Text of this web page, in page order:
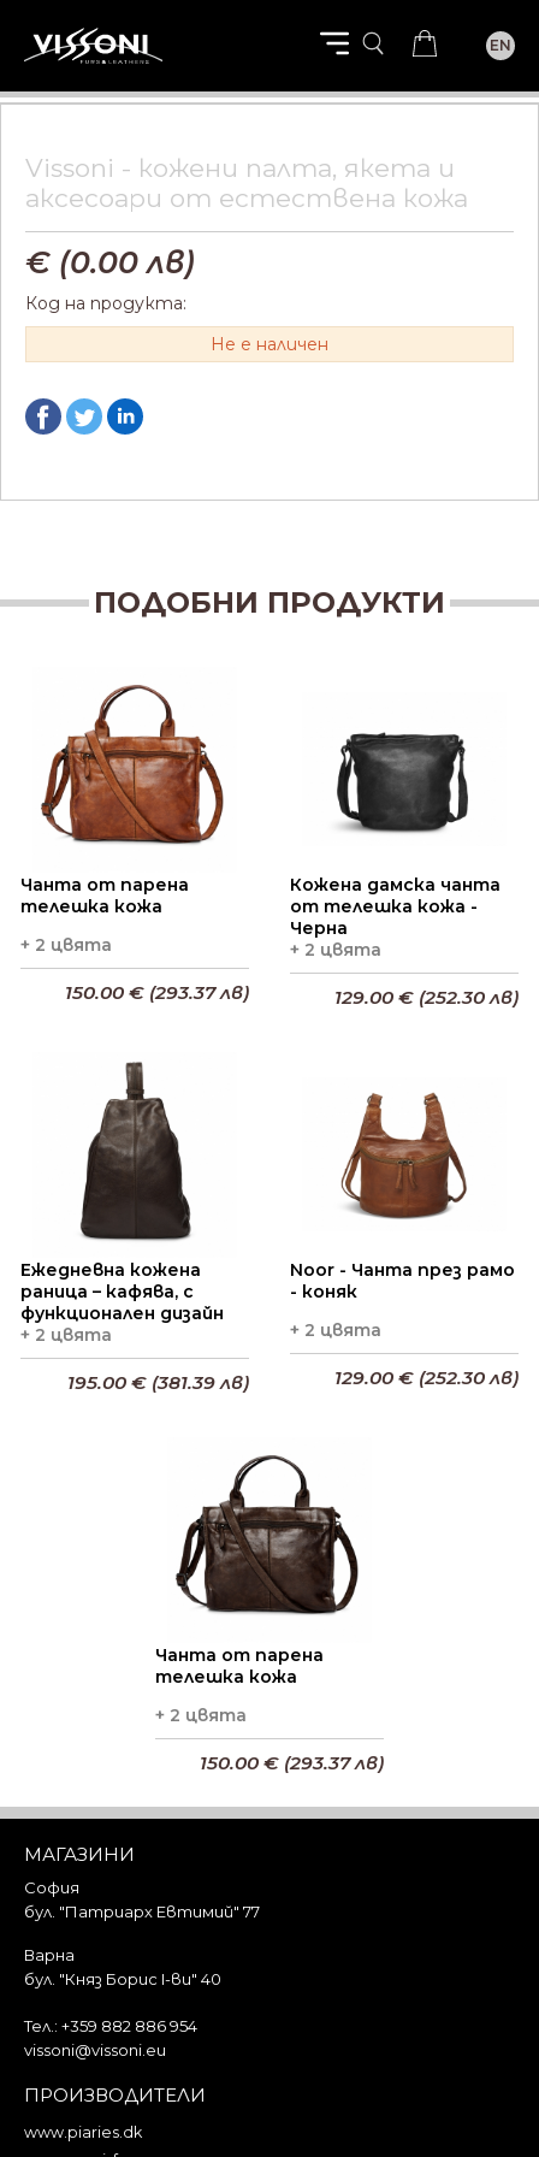
EN
Vissoni - кожени палта, якета и
aксесоари от естествена кожа
€ (0.00 лв)
Код на продукта:
Не е наличен
ПОДОБНИ ПРОДУКТИ
Чанта от парена
телешка кожа
+ 2 цвята
Добави в кошницата
150.00 € (293.37 лв)
Кожена дамска чанта
от телешка кожа -
Черна
+ 2 цвята
129.00 € (252.30 лв)
Ежедневна кожена
раница – кафява, с
функционален дизайн
+ 2 цвята
195.00 € (381.39 лв)
Noor - Чанта през рамо
- коняк
+ 2 цвята
129.00 € (252.30 лв)
Чанта от парена
телешка кожа
+ 2 цвята
150.00 € (293.37 лв)
МАГАЗИНИ
София
бул. "Патриарх Евтимий" 77
Варна
бул. "Княз Борис I-ви" 40
Тел.: +359 882 886 954
vissoni@vissoni.eu
ПРОИЗВОДИТЕЛИ
www.piaries.dk